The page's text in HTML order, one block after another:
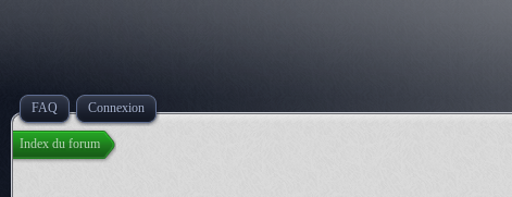
FAQ Connexion
Index du forum